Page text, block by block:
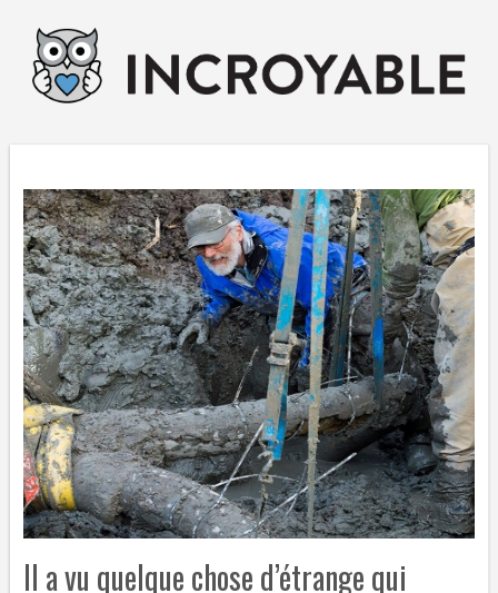
Il a vu quelque chose d’étrange qui